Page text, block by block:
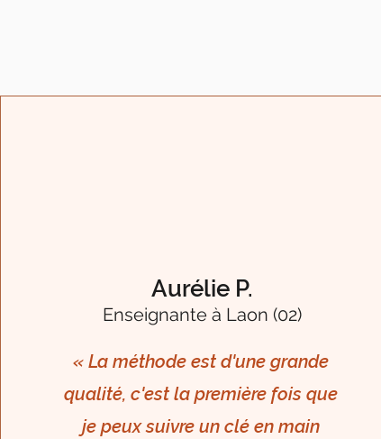
Aurélie P.
Enseignante à Laon (02)
« La méthode est d'une grande
qualité, c'est la première foisque
je peux suivre un clé en main